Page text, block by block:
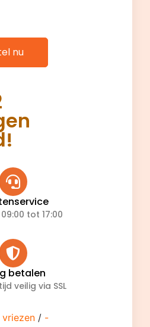
nu
tot 17:00
betalen
veilig via SSL
vriezen / -